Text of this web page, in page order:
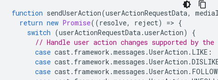
function sendUserAction(userActionRequestData,
return new Promise((resolve, reject) => {
switch (userActionRequestData.userAction)
{
// Handle user action changes supported by the
case cast. framework .messages .UserAction . LIKE :
case cast. framework .messages .UserAction .
case cast. framework .messages .UserAction . FOLLOW